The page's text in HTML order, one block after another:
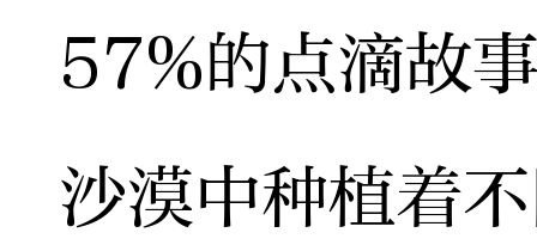
57%的点滴故
沙漠中种植着